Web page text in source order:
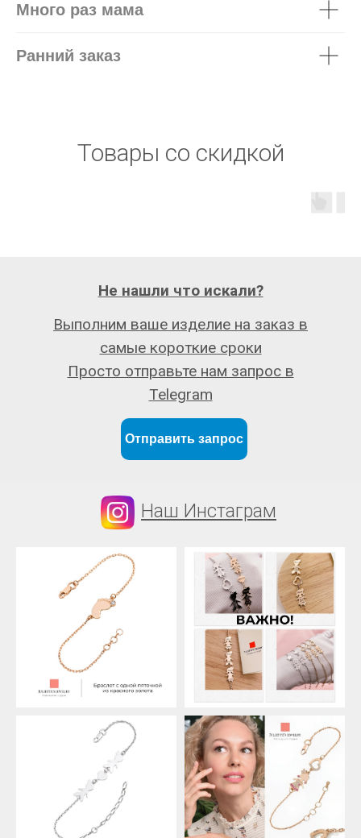
Много раз мама
Ранний заказ
Товары со скидкой
Отправить запрос
Выполним ваше изделие на заказ в
самые короткие сроки
Просто отправьте нам запрос в
Telegram
Не нашли что искали?
Наш Инстаграм